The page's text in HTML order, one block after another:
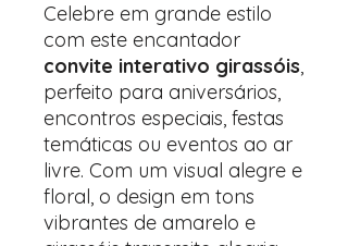
Celebre em grande estilo
com este encantador
convite interativo girassóis,
perfeito para aniversários,
encontros especiais, festas
temáticas ou eventos ao ar
livre. Com um visual alegre e
floral, o design em tons
vibrantes de amarelo e